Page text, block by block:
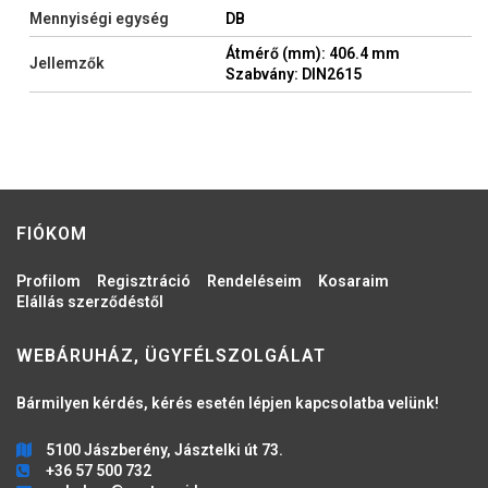
Mennyiségi egység DB
Jellemzők
Átmérő (mm): 406.4 mm
Szabvány: DIN2615
FIÓKOM
Profilom Regisztráció Rendeléseim
Kosaraim
Elállás szerződéstől
WEBÁRUHÁZ, ÜGYFÉLSZOLGÁLAT
Bármilyen kérdés, kérés esetén lépjen kapcsolatba velünk!
5100 Jászberény, Jásztelki út 73.
+36 57 500 732